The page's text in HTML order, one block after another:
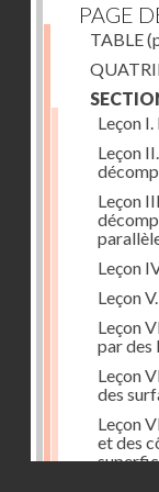
PAGE
TABLE
Leçon
Leçon
Leçon
Leçon
Leçon
Leçon
par des
Leçon
des
Leçon
et des